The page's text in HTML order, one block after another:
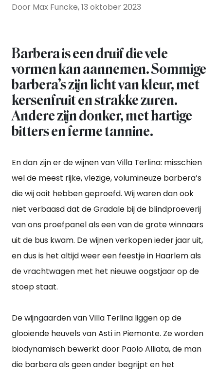
Door Max Funcke, 13 oktober 2023
Barbera is een druif die vele
vormen kan aannemen. Sommige
barbera’s zijn licht van kleur, met
kersenfruit en strakke zuren.
Andere zijn donker, met hartige
bitters en ferme tannine.
En dan zijn er de wijnen van Villa Terlina: misschien
wel de meest rijke, vlezige, volumineuze barbera’s
die wij ooit hebben geproefd. Wij waren dan ook
niet verbaasd dat de Gradale bij de blindproeverij
van ons proefpanel als een van de grote winnaars
uit de bus kwam. De wijnen verkopen ieder jaar uit,
en dus is het altijd weer een feestje in Haarlem als
de vrachtwagen met het nieuwe oogstjaar op de
stoep staat.
De wijngaarden van Villa Terlina liggen op de
glooiende heuvels van Asti in Piemonte. Ze worden
biodynamisch bewerkt door Paolo Alliata, de man
die barbera als geen ander begrijpt en het